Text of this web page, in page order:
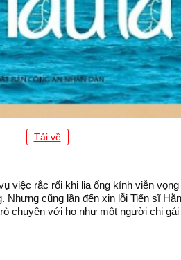
Tải về
việc rắc rối khi lia ống kính viễn
cũng lần đến xin lỗi Tiến sĩ
chuyện với họ như một người chị gái